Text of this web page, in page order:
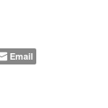
Email